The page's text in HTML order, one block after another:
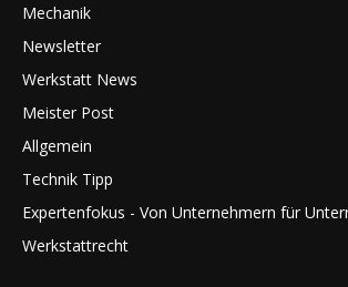
Mechanik
Newsletter
Werkstatt News
Meister Post
Allgemein
Technik Tipp
Expertenfokus - Von Unternehmern für
Werkstattrecht